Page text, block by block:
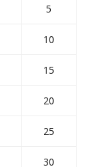
5
10
15
20
25
30